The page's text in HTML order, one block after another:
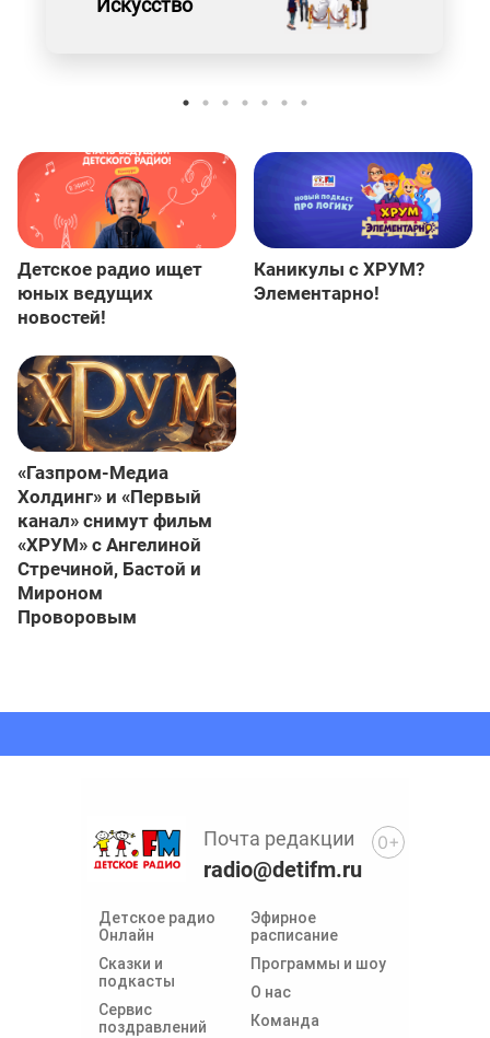
Искусство
Детское радио ищет
юных ведущих
новостей!
Каникулы с ХРУМ?
Элементарно!
«Газпром-Медиа
Холдинг» и «Первый
канал» снимут фильм
«ХРУМ» с Ангелиной
Стречиной, Бастой и
Мироном
Проворовым
Детское радио
Онлайн
Сказки и
подкасты
Сервис
поздравлений
Эфирное
расписание
Программы и шоу
О нас
Команда
Почта редакции
radio@detifm.ru
0+